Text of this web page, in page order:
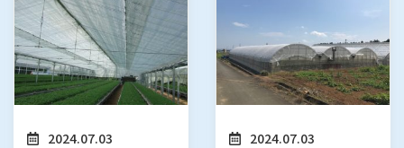
2024.07.03 2024.07.03